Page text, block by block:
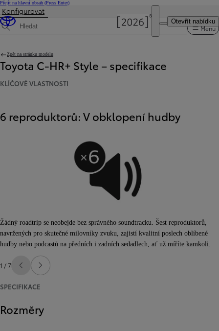
Přejít na hlavní obsah (Press Enter)
Otevřít nabídku
Byla aktualizována cena Cena vaší konfigurace činí 999 000 Kč
Konfigurovat
Hledat specifikace Menu
Zpět na stránku modelu
Toyota C-HR+ Style – specifikace
KLÍČOVÉ VLASTNOSTI
6 reproduktorů: V obklopení hudby
Žádný roadtrip se neobejde bez správného soundtracku. Šest reproduktorů,
navržených pro skutečné milovníky zvuku, zajistí kvalitní poslech oblíbené
hudby nebo podcastů na předních i zadních sedadlech, ať už míříte kamkoli.
1 / 7 Předchozí
Další
SPECIFIKACE
Rozměry